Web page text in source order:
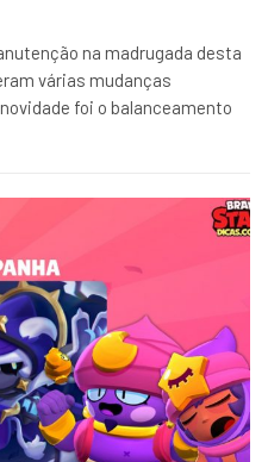
na madrugada desta
várias mudanças
foi o balanceamento